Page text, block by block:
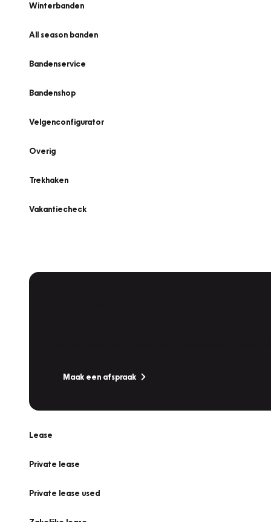
Winterbanden
All season banden
Bandenservice
Bandenshop
Velgenconfigurator
Overig
Trekhaken
Vakantiecheck
Maak een afspraak
Lease
Private lease
Private lease used